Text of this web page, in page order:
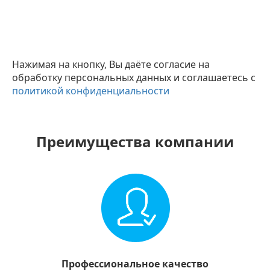
Нажимая на кнопку, Вы даёте согласие на
обработку персональных данных и соглашаетесь с
политикой конфиденциальности
Преимущества компании
Профессиональное качество